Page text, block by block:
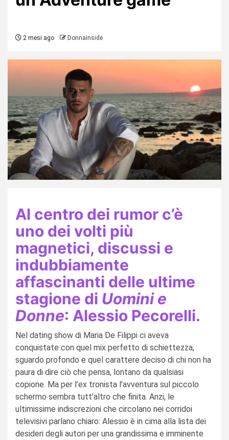
2 mesi ago Donnainside
Al centro dei rumor c’è
uno dei volti più
magnetici, discussi e
indubbiamente
affascinanti delle ultime
stagione di Uomini e
Donne: Alessio Pecorelli.
Nel dating show di Maria De Filippi ci aveva
conquistate con quel mix perfetto di schiettezza,
sguardo profondo e quel carattere deciso di chi non ha
paura di dire ciò che pensa, lontano da qualsiasi
copione. Ma per l’ex tronista l’avventura sul piccolo
schermo sembra tutt’altro che finita. Anzi, le
ultimissime indiscrezioni che circolano nei corridoi
televisivi parlano chiaro: Alessio è in cima alla lista dei
desideri degli autori per una grandissima e imminente